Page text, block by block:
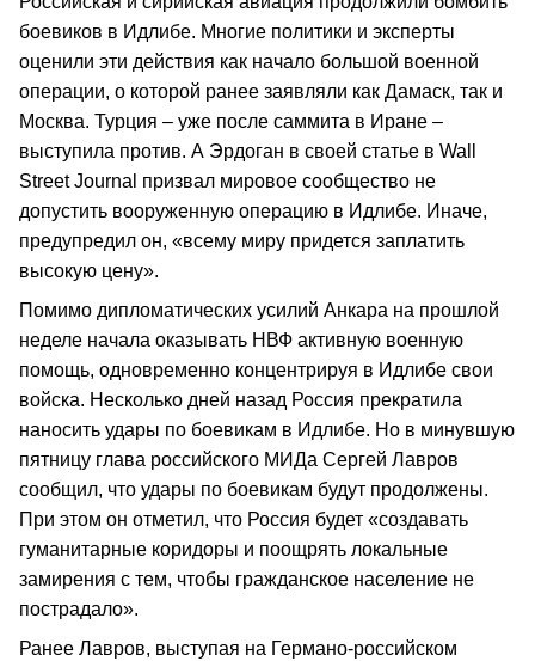
боевиков в Идлибе. Многие политики и эксперты
оценили эти действия как начало большой военной
операции, о которой ранее заявляли как Дамаск, так и
Москва. Турция – уже после саммита в Иране –
выступила против. А Эрдоган в своей статье в Wall
Street Journal призвал мировое сообщество не
допустить вооруженную операцию в Идлибе. Иначе,
предупредил он, «всему миру придется заплатить
высокую цену».
Помимо дипломатических усилий Анкара на прошлой
неделе начала оказывать НВФ активную военную
помощь, одновременно концентрируя в Идлибе свои
войска. Несколько дней назад Россия прекратила
наносить удары по боевикам в Идлибе. Но в минувшую
пятницу глава российского МИДа Сергей Лавров
сообщил, что удары по боевикам будут продолжены.
При этом он отметил, что Россия будет «создавать
гуманитарные коридоры и поощрять локальные
замирения с тем, чтобы гражданское население не
пострадало».
Ранее Лавров, выступая на Германо-российском